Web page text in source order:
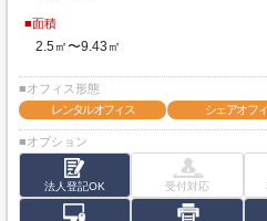
■面積
2.5㎡〜9.43㎡
■オフィス形態
レンタルオフィス
シェアオフ
■オプション
法人登記OK 受付対応